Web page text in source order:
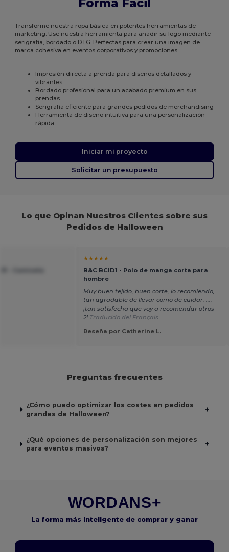
Forma Fácil
Transforme nuestra ropa básica en potentes herramientas de
marketing. Use nuestra herramienta para añadir su logo mediante
serigrafía, bordado o DTG. Perfectas para crear una imagen de
marca cohesiva en eventos corporativos y promociones.
Impresión directa a prenda para diseños detallados y
vibrantes
Bordado profesional para un acabado premium en sus
prendas
Serigrafía eficiente para grandes pedidos de merchandising
Herramienta de diseño intuitiva para una personalización
rápida
Iniciar mi proyecto
Solicitar un presupuesto
Lo que Opinan Nuestros Clientes sobre sus
Pedidos de Halloween
★★★★★
B&C BCID1 - Polo de manga corta para
hombre
Muy buen tejido, buen corte, lo recomiendo,
tan agradable de llevar como de cuidar. ....
¡tan satisfecha que voy a recomendar otros
2! Traducido del Français
Reseña por Catherine L.
Preguntas frecuentes
¿Cómo puedo optimizar los costes en pedidos
grandes de Halloween?
+
¿Qué opciones de personalización son mejores
para eventos masivos?
+
WORDANS+
La forma más inteligente de comprar y ganar